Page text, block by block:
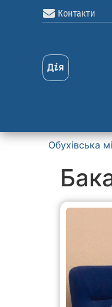
Контакти
Обухівська